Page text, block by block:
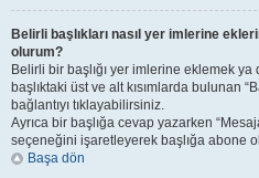
Belirli başlıkları nasıl yer imlerine
olurum?
Belirli bir başlığı yer imlerine eklemek
başlıktaki üst ve alt kısımlarda bulunan
bağlantıyı tıklayabilirsiniz.
Ayrıca bir başlığa cevap yazarken
seçeneğini işaretleyerek başlığa abone
Başa dön